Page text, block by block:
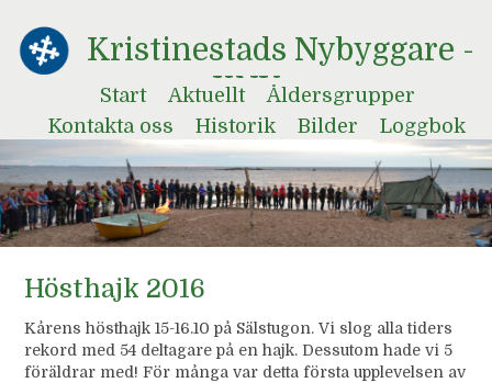
Kristinestads Nybyggare -
KNY
Start Aktuellt
Åldersgrupper
Kontakta oss
Historik Bilder Loggbok
Hösthajk 2016
Kårens hösthajk 15-16.10 på Sälstugon. Vi slog alla tiders
rekord med 54 deltagare på en hajk. Dessutom hade vi 5
föräldrar med! För många var detta första upplevelsen av